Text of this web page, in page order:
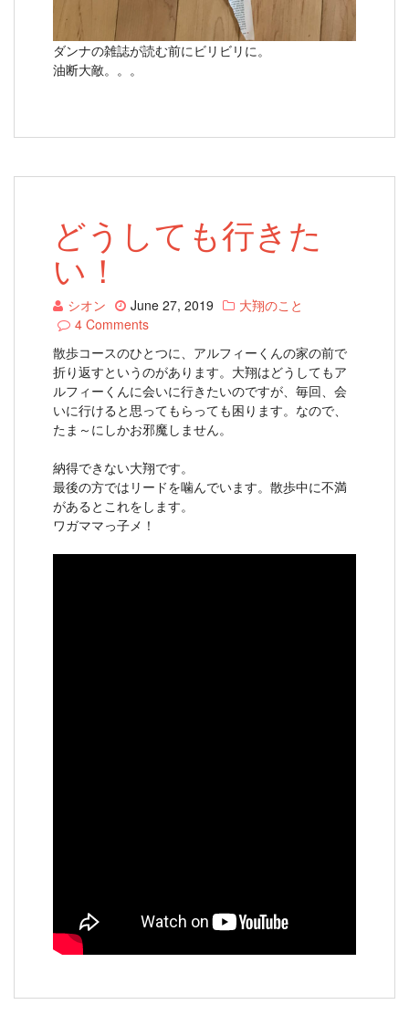
ダンナの雑誌が読む前にビリビリに。
油断大敵。。。
どうしても行きた
い！
シオン June 27, 2019
大翔のこと
4 Comments
散歩コースのひとつに、アルフィーくんの家の前で
折り返すというのがあります。大翔はどうしてもア
ルフィーくんに会いに行きたいのですが、毎回、会
いに行けると思ってもらっても困ります。なので、
たま～にしかお邪魔しません。
納得できない大翔です。
最後の方ではリードを噛んでいます。散歩中に不満
があるとこれをします。
ワガママっ子メ！